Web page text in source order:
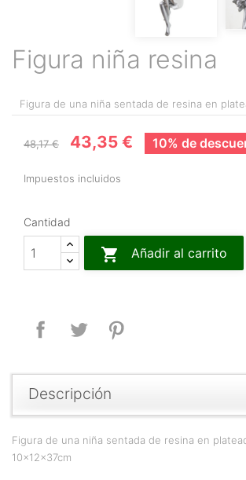
Figura niña resina
Figura de una niña sentada de resina en
48,17 € 43,35 € 10% de
Impuestos incluidos
Cantidad
 Añadir al carrito
CompartirTuitear
Descripción
Figura de una niña sentada de resina en
10x12x37cm